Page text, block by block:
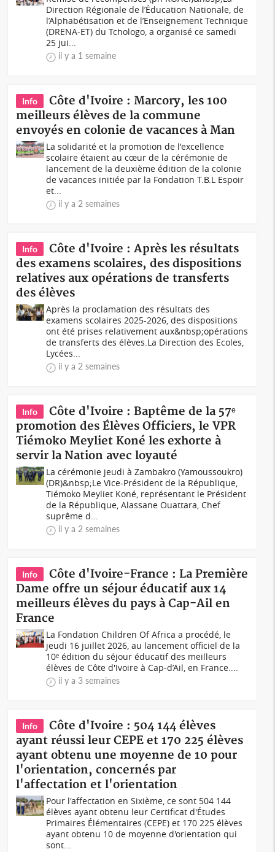
Direction Régionale de l’Éducation Nationale, de
l’Alphabétisation et de l’Enseignement Technique
(DRENA-ET) du Tchologo, a organisé ce samedi
25 jui...
il y a 1 semaine
Info
Côte d'Ivoire : Marcory, les 100
meilleurs élèves de la commune
envoyés en colonie de vacances à Man
La solidarité et la promotion de l'excellence
scolaire étaient au cœur de la cérémonie de
lancement de la deuxième édition de la colonie
de vacances initiée par la Fondation T.B.L Espoir
et...
il y a 2 semaines
Info
Côte d'Ivoire : Après les résultats
des examens scolaires, des dispositions
relatives aux opérations de transferts
des élèves
Après la proclamation des résultats des
examens scolaires 2025-2026, des dispositions
ont été prises relativement aux&nbsp;opérations
de transferts des élèves.La Direction des Ecoles,
Lycées...
il y a 2 semaines
Info
Côte d'Ivoire : Baptême de la 57ᵉ
promotion des Élèves Officiers, le VPR
Tiémoko Meyliet Koné les exhorte à
servir la Nation avec loyauté
La cérémonie jeudi à Zambakro (Yamoussoukro)
(DR)&nbsp;Le Vice-Président de la République,
Tiémoko Meyliet Koné, représentant le Président
de la République, Alassane Ouattara, Chef
suprême d...
il y a 2 semaines
Info
Côte d'Ivoire-France : La Première
Dame offre un séjour éducatif aux 14
meilleurs élèves du pays à Cap-Ail en
France
La Fondation Children Of Africa a procédé, le
jeudi 16 juillet 2026, au lancement officiel de la
10ᵉ édition du séjour éducatif des meilleurs
élèves de Côte d'Ivoire à Cap-d’Ail, en France....
il y a 3 semaines
Info
Côte d'Ivoire : 504 144 élèves
ayant réussi leur CEPE et 170 225 élèves
ayant obtenu une moyenne de 10 pour
l'orientation, concernés par
l'affectation et l'orientation
Pour l'affectation en Sixième, ce sont 504 144
élèves ayant obtenu leur Certificat d'Études
Primaires Élémentaires (CEPE) et 170 225 élèves
ayant obtenu 10 de moyenne d'orientation qui
sont...